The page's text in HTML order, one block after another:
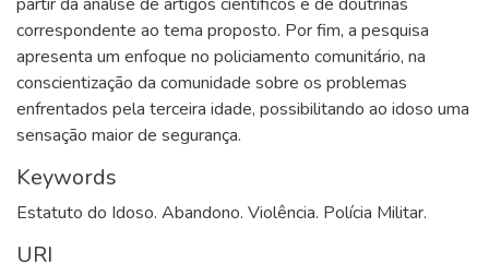
correspondente ao tema proposto. Por fim, a pesquisa
apresenta um enfoque no policiamento comunitário, na
conscientização da comunidade sobre os problemas
enfrentados pela terceira idade, possibilitando ao idoso uma
sensação maior de segurança.
Keywords
Estatuto do Idoso. Abandono. Violência. Polícia Militar.
URI